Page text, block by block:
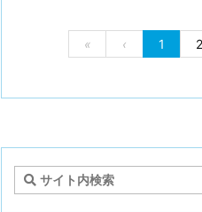
« ‹ 1 2